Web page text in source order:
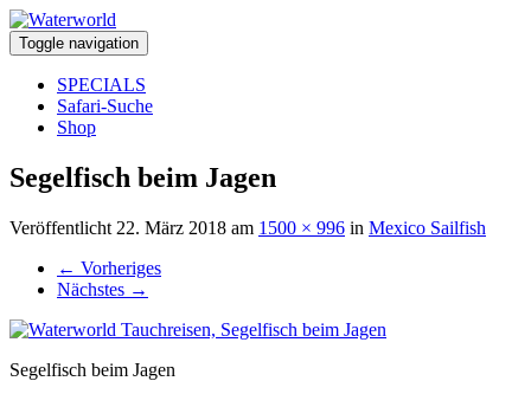
Toggle navigation
SPECIALS
Safari-Suche
Shop
Segelfisch beim Jagen
Veröffentlicht 22. März 2018 am 1500 × 996 in Mexico Sailfish
← Vorheriges
Nächstes →
Segelfisch beim Jagen